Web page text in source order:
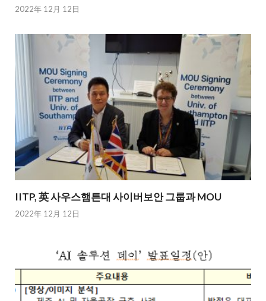
2022年 12月 12日
IITP, 英 사우스햄튼대 사이버보안 그룹과 MOU
2022年 12月 12日